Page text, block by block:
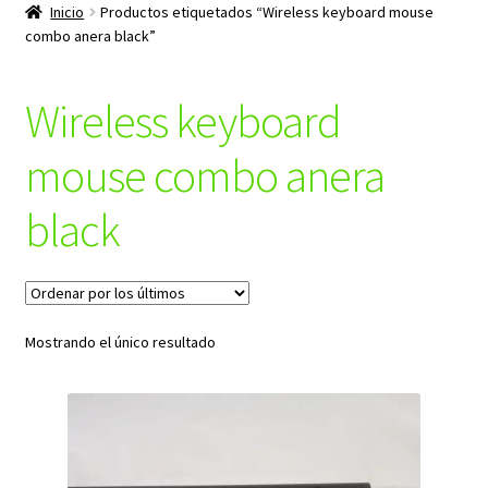
hijo
productos
Inicio
Productos etiquetados “Wireless keyboard mouse
combo anera black”
Wireless keyboard
mouse combo anera
black
Mostrando el único resultado